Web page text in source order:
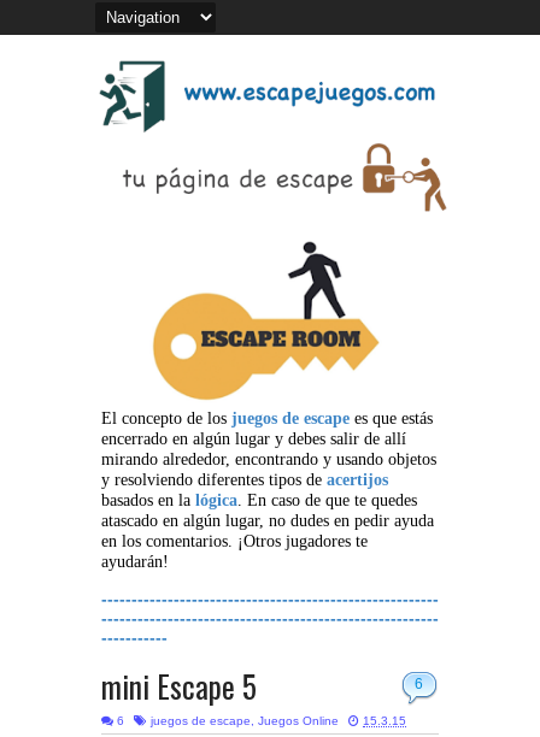
El concepto de los juegos de escape es que estás
encerrado en algún lugar y debes salir de allí
mirando alrededor, encontrando y usando objetos
y resolviendo diferentes tipos de acertijos
basados en la lógica. En caso de que te quedes
atascado en algún lugar, no dudes en pedir ayuda
en los comentarios. ¡Otros jugadores te
ayudarán!
--------------------------------------------------------
--------------------------------------------------------
-----------
6
mini Escape 5
6 juegos de escape, Juegos Online 15.3.15